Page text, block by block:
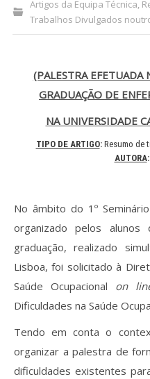
Bolsa
Como
Artigos da Equipa Técnica,
Trabalhos Divulgados
(PALESTRA EFETUADA
GRADUAÇÃO DE
NA UNIVERSIDADE
TIPO DE ARTIGO:Resumo de
AUTORA:
No âmbito do 1º
organizado pelos
graduação, realizado
Lisboa, foi solicitado à
Saúde Ocupacional on
Dificuldades na Saúde
Tendo em conta o
organizar a palestra de
dificuldades existentes